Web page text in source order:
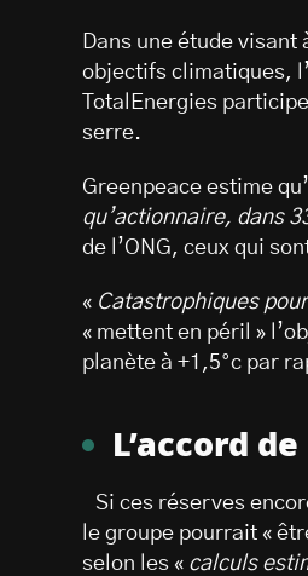
Dans une étude visant
objectifs climatiques,
TotalEnergies
serre.
Greenpeace estime
qu’actionnaire, dans
de l’ONG, ceux qui
« Catastrophiques
« mettent en péril »
planète à +1,5°c par
L’accord
Si ces réserves
le groupe pourrait «
selon les « calculs